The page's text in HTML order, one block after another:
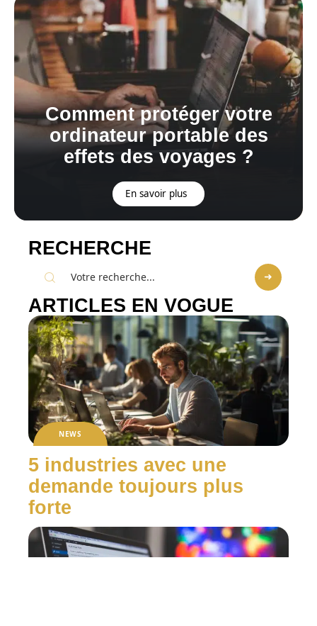
Comment protéger votre
ordinateur portable des
effets des voyages ?
En savoir plus
RECHERCHE
ARTICLES EN VOGUE
NEWS
5 industries avec une
demande toujours plus
forte